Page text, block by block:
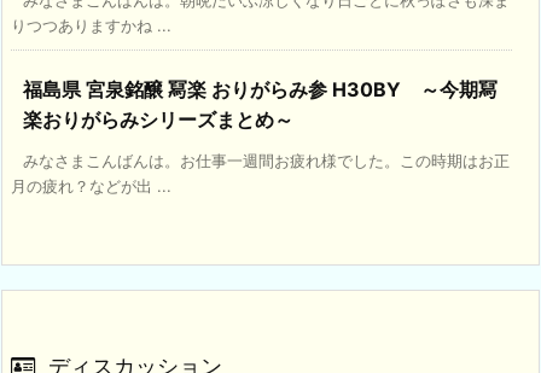
りつつありますかね ...
福島県 宮泉銘醸 冩楽 おりがらみ参 H30BY ～今期冩
楽おりがらみシリーズまとめ～
みなさまこんばんは。お仕事一週間お疲れ様でした。この時期はお正
月の疲れ？などが出 ...
ディスカッション